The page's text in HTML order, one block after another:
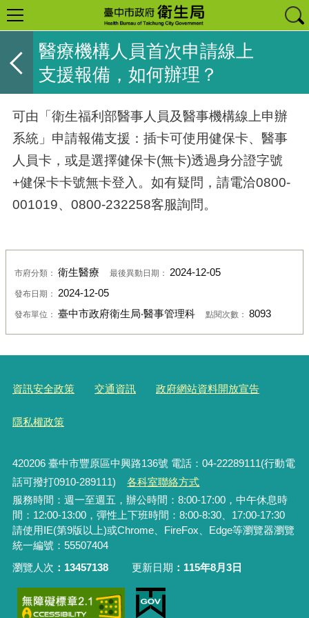
醫療機構人員首次申請線上
支援報備，如何辦理？
可由「衛生福利部醫事人員及醫事機構線上申辦
系統」申請報備支援：插卡可使用健保卡、醫事
人員卡，或是選擇健保卡(無卡)透過身分證字號
+健保卡卡號無卡登入。如有疑問，請電洽0800-
001019、0800-232258客服詢問。
市府分類： 衛生醫療 最後異動日期： 2024-12-05
發布日期： 2024-12-05
發布單位： 臺中市政府衛生局‧醫事管理科 點閱次數： 8093
資訊安全政策 交通資訊 政府網站資料開放宣告
隱私權政策
420206臺中市豐原區中興路136號 電話：04-22289111(行動電
話可撥打0910-289111)
各科室聯絡方式
服務時間：週一至週五，辦公時間：8:00-17:00，中午休息時
間：12:00-13:00，彈性上下班時間：8:00-8:30、17:00-17:30
請使用IE(第9版以上)或Chrome、FireFox、Edge等瀏覽器瀏覽
統一編號：55507404
瀏覽人次
13457138 更新日期 115年8月3日